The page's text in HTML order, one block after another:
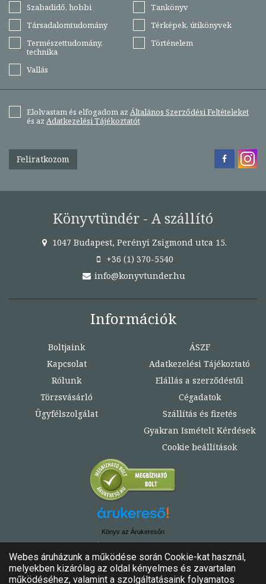
Szabadidő, hobbi
Tankönyv
Társadalomtudomány
Térképek, útikönyvek
Természettudomány,
technika
Történelem
Vallás
Elolvastam és elfogadom az Általános Szerződési Feltételeket
és az Adatkezelési Tájékoztatót
Feliratkozom
Könyvtündér - A szállító
1047 Budapest, Perényi Zsigmond utca 15.
+36 (1) 370-5540
info@konyvtunder.hu
Információk
Boltjaink
Kapcsolat
Rólunk
Törzsvásárló
Ügyfélszolgálat
ÁSZF
Adatkezelési Tájékoztató
Elállás a szerződéstől
Cégadatok
Szállítás és fizetés
Gyakran Ismételt Kérdések
Cookie beállítások
Könyv az Árukeresőn